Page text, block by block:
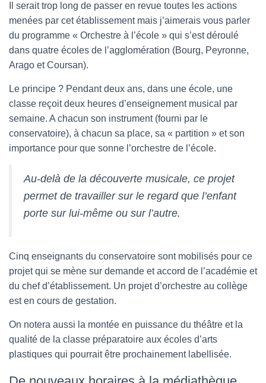
Il serait trop long de passer en revue toutes les actions
menées par cet établissement mais j’aimerais vous parler
du programme « Orchestre à l’école » qui s’est déroulé
dans quatre écoles de l’agglomération (Bourg, Peyronne,
Arago et Coursan).
Le principe ? Pendant deux ans, dans une école, une
classe reçoit deux heures d’enseignement musical par
semaine. A chacun son instrument (fourni par le
conservatoire), à chacun sa place, sa « partition » et son
importance pour que sonne l’orchestre de l’école.
Au-delà de la découverte musicale, ce projet
permet de travailler sur le regard que l’enfant
porte sur lui-même ou sur l’autre.
Cinq enseignants du conservatoire sont mobilisés pour ce
projet qui se mène sur demande et accord de l’académie et
du chef d’établissement. Un projet d’orchestre au collège
est en cours de gestation.
On notera aussi la montée en puissance du théâtre et la
qualité de la classe préparatoire aux écoles d’arts
plastiques qui pourrait être prochainement labellisée.